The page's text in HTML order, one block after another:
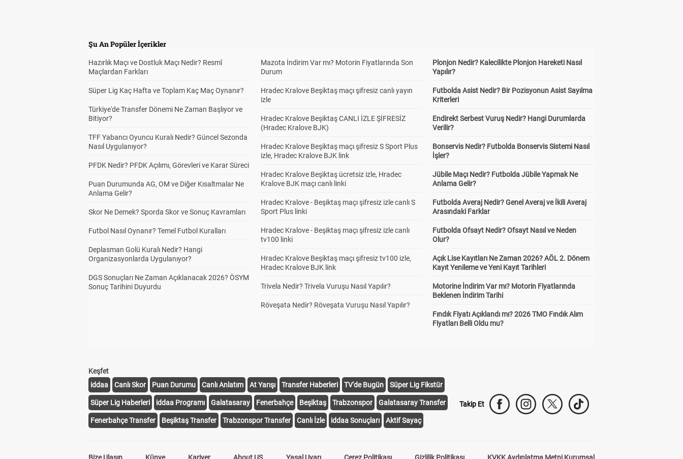
Şu An Popüler İçerikler
Hazırlık Maçı ve Dostluk Maçı Nedir? Resmî
Maçlardan Farkları
Süper Lig Kaç Hafta ve Toplam Kaç Maç Oynanır?
Türkiye'de Transfer Dönemi Ne Zaman Başlıyor ve
Bitiyor?
TFF Yabancı Oyuncu Kuralı Nedir? Güncel Sezonda
Nasıl Uygulanıyor?
PFDK Nedir? PFDK Açılımı, Görevleri ve Karar Süreci
Puan Durumunda AG, OM ve Diğer Kısaltmalar Ne
Anlama Gelir?
Skor Ne Demek? Sporda Skor ve Sonuç Kavramları
Futbol Nasıl Oynanır? Temel Futbol Kuralları
Deplasman Golü Kuralı Nedir? Hangi
Organizasyonlarda Uygulanıyor?
DGS Sonuçları Ne Zaman Açıklanacak 2026? ÖSYM
Sonuç Tarihini Duyurdu
Mazota İndirim Var mı? Motorin Fiyatlarında Son
Durum
Hradec Kralove Beşiktaş maçı şifresiz canlı yayın
izle
Hradec Kralove Beşiktaş CANLI İZLE ŞİFRESİZ
(Hradec Kralove BJK)
Hradec Kralove Beşiktaş maçı şifresiz S Sport Plus
izle, Hradec Kralove BJK link
Hradec Kralove Beşiktaş ücretsiz izle, Hradec
Kralove BJK maçı canlı linki
Hradec Kralove - Beşiktaş maçı şifresiz izle canlı S
Sport Plus linki
Hradec Kralove - Beşiktaş maçı şifresiz izle canlı
tv100 linki
Hradec Kralove Beşiktaş maçı şifresiz tv100 izle,
Hradec Kralove BJK link
Trivela Nedir? Trivela Vuruşu Nasıl Yapılır?
Röveşata Nedir? Röveşata Vuruşu Nasıl Yapılır?
Plonjon Nedir? Kalecilikte Plonjon Hareketi Nasıl
Yapılır?
Futbolda Asist Nedir? Bir Pozisyonun Asist Sayılma
Kriterleri
Endirekt Serbest Vuruş Nedir? Hangi Durumlarda
Verilir?
Bonservis Nedir? Futbolda Bonservis Sistemi Nasıl
İşler?
Jübile Maçı Nedir? Futbolda Jübile Yapmak Ne
Anlama Gelir?
Futbolda Averaj Nedir? Genel Averaj ve İkili Averaj
Arasındaki Farklar
Futbolda Ofsayt Nedir? Ofsayt Nasıl ve Neden
Olur?
Açık Lise Kayıtları Ne Zaman 2026? AÖL 2. Dönem
Kayıt Yenileme ve Yeni Kayıt Tarihleri
Motorine İndirim Var mı? Motorin Fiyatlarında
Beklenen İndirim Tarihi
Fındık Fiyatı Açıklandı mı? 2026 TMO Fındık Alım
Fiyatları Belli Oldu mu?
Keşfet
iddaa
Canlı Skor Puan Durumu Canlı Anlatım At Yarışı Transfer Haberleri TV'de Bugün Süper Lig Fikstür
Süper Lig Haberleri iddaa Programı Galatasaray Fenerbahçe Beşiktaş Trabzonspor Galatasaray Transfer
Fenerbahçe Transfer Beşiktaş Transfer Trabzonspor Transfer Canlı İzle iddaa Sonuçları Aktif Sayaç
Takip Et